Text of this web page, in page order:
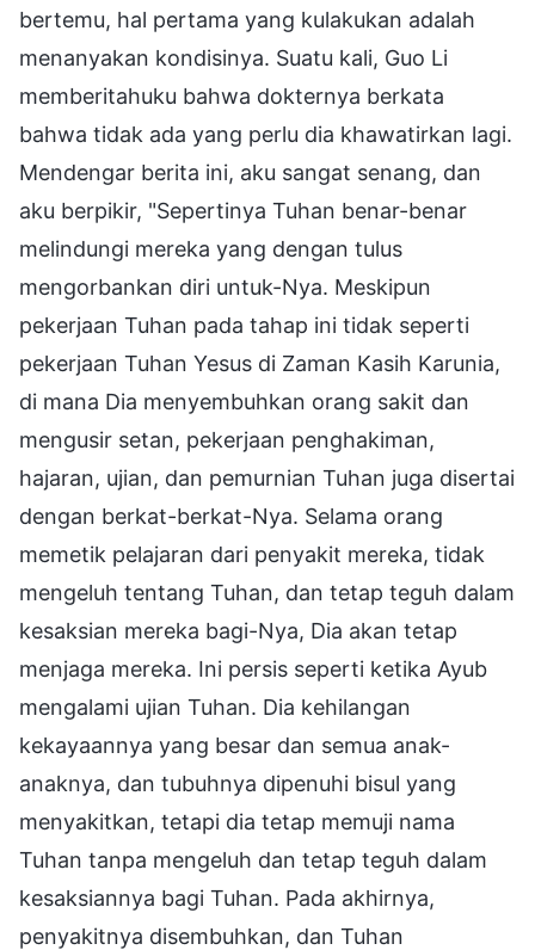
bertemu, hal pertama yang kulakukan adalah
menanyakan kondisinya. Suatu kali, Guo Li
memberitahuku bahwa dokternya berkata
bahwa tidak ada yang perlu dia khawatirkan lagi.
Mendengar berita ini, aku sangat senang, dan
aku berpikir, "Sepertinya Tuhan benar-benar
melindungi mereka yang dengan tulus
mengorbankan diri untuk-Nya. Meskipun
pekerjaan Tuhan pada tahap ini tidak seperti
pekerjaan Tuhan Yesus di Zaman Kasih Karunia,
di mana Dia menyembuhkan orang sakit dan
mengusir setan, pekerjaan penghakiman,
hajaran, ujian, dan pemurnian Tuhan juga disertai
dengan berkat-berkat-Nya. Selama orang
memetik pelajaran dari penyakit mereka, tidak
mengeluh tentang Tuhan, dan tetap teguh dalam
kesaksian mereka bagi-Nya, Dia akan tetap
menjaga mereka. Ini persis seperti ketika Ayub
mengalami ujian Tuhan. Dia kehilangan
kekayaannya yang besar dan semua anak-
anaknya, dan tubuhnya dipenuhi bisul yang
menyakitkan, tetapi dia tetap memuji nama
Tuhan tanpa mengeluh dan tetap teguh dalam
kesaksiannya bagi Tuhan. Pada akhirnya,
penyakitnya disembuhkan, dan Tuhan